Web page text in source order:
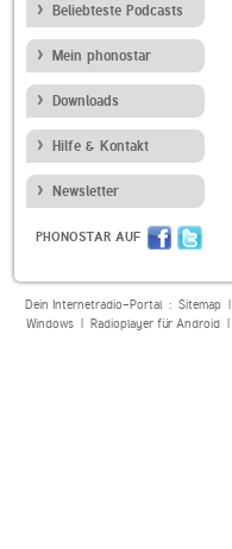
Beliebteste Podcasts
Mein phonostar
Downloads
Hilfe & Kontakt
Newsletter
PHONOSTAR AUF
Dein Internetradio-Portal : Sitemap|
Windows| Radioplayer für Android|